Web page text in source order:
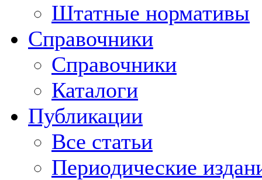
Штатные нормативы
Справочники
Справочники
Каталоги
Публикации
Все статьи
Периодические